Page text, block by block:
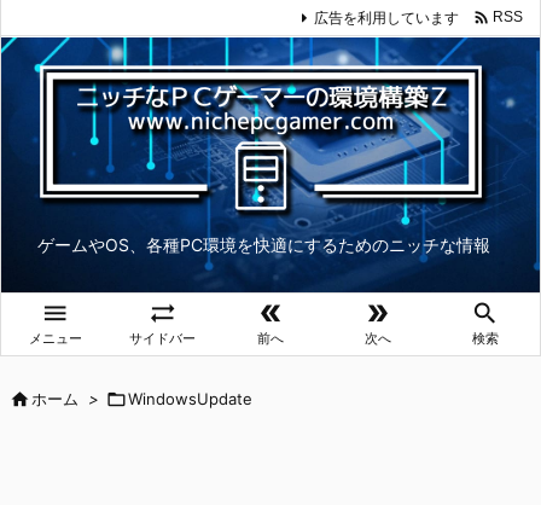
ゲームやOS、各種PC環境を快適にするためのニッチな情報

メニュー

サイドバー

前へ

次へ

検索
広告を利用しています  RSS
ホーム > WindowsUpdate